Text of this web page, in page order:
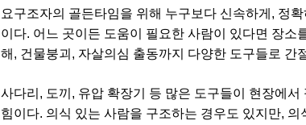
요구조자의 골든타임을 위해 누구보다 신속하게 , 정
이다. 어느 곳이든 도움이 필요한 사람이 있다면 장소
해 , 건물붕괴 , 자살의심 출동까지 다양한 도구들로 간
사다리 , 도끼 , 유압 확장기 등 많은 도구들이 현장에서
힘이다. 의식 있는 사람을 구조하는 경우도 있지만, 의